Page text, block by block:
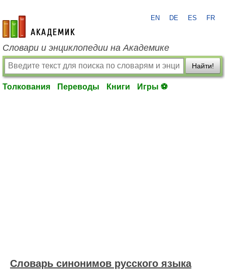
academic.ru
EN DE ES FR
Словари и энциклопедии на Академике
Найти!
Толкования Переводы Книги Игры ⚽
Словарь синонимов русского языка